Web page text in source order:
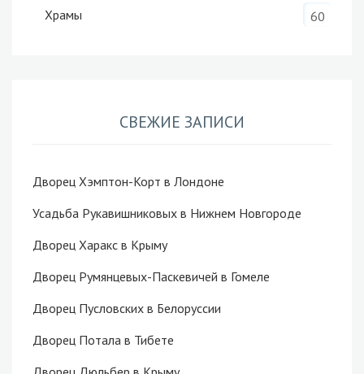
Храмы
60
СВЕЖИЕ ЗАПИСИ
Дворец Хэмптон-Корт в Лондоне
Усадьба Рукавишниковых в Нижнем Новгороде
Дворец Харакс в Крыму
Дворец Румянцевых-Паскевичей в Гомеле
Дворец Пусловских в Белоруссии
Дворец Потала в Тибете